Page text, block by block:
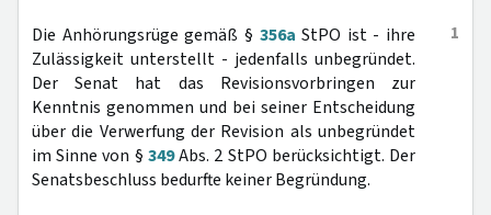
1
Die Anhörungsrüge gemäß § 356a StPO ist - ihre
Zulässigkeit unterstellt - jedenfalls unbegründet.
Der Senat hat das Revisionsvorbringen zur
Kenntnis genommen und bei seiner Entscheidung
über die Verwerfung der Revision als unbegründet
im Sinne von § 349Abs. 2 StPO berücksichtigt. Der
Senatsbeschluss bedurfte keiner Begründung.